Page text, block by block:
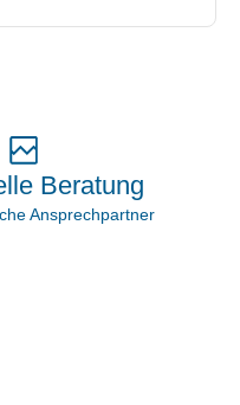
Beratung
Ansprechpartner